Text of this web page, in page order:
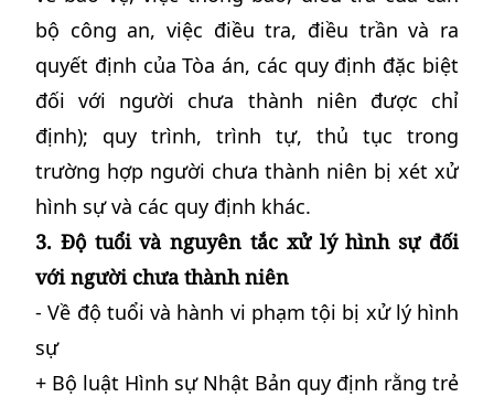
bộ công an, việc điều tra, điều trần và ra
quyết định của Tòa án, các quy định đặc biệt
đối với người chưa thành niên được chỉ
định); quy trình, trình tự, thủ tục trong
trường hợp người chưa thành niên bị xét xử
hình sự và các quy định khác.
3. Độ tuổi và nguyên tắc xử lý hình sự đối
với người chưa thành niên
- Về độ tuổi và hành vi phạm tội bị xử lý hình
sự
+ Bộ luật Hình sự Nhật Bản quy định rằng trẻ